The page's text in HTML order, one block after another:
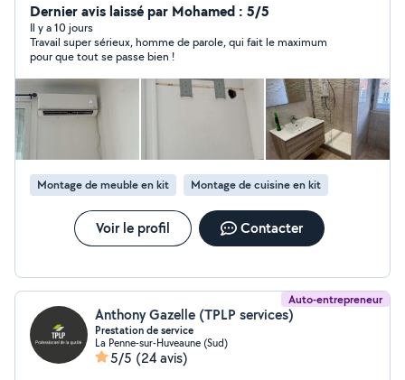
installation chauffage et chaudière / installation des
climatiseurs.
Dernier avis laissé par Mohamed : 5/5
Il y a 10 jours
Travail super sérieux, homme de parole, qui fait le maximum
pour que tout se passe bien !
Montage de meuble en kit Montage de cuisine en kit
Voir le profil Contacter
Auto-entrepreneur
Anthony Gazelle (TPLP services)
Prestation de service
La Penne-sur-Huveaune (Sud)
5/5 (24 avis)